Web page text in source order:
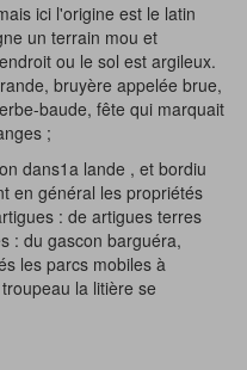
ici l'origine est le latin
un terrain mou et
ou le sol est argileux.
bruyère appelée brue,
baude, fête qui marquait
;
dans1a lande , et bordiu
en général les propriétés
: de artigues terres
: du gascon barguéra,
les parcs mobiles à
la litière se